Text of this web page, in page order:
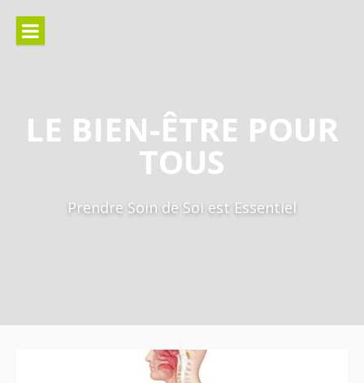
contenu
LE BIEN-ÊTRE POUR
TOUS
Prendre Soin de Soi est Essentiel